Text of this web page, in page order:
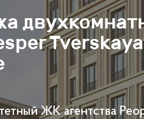
ЖК агентства